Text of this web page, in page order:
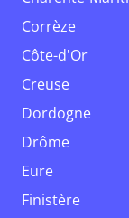
Corrèze
Côte-d'Or
Creuse
Dordogne
Drôme
Eure
Finistère